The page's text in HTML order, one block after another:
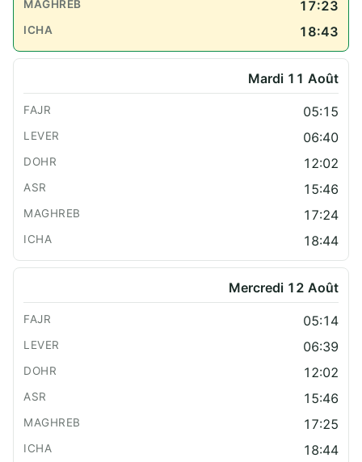
17:23
18:43
Mardi 11 Août
05:15
06:40
12:02
15:46
17:24
18:44
Mercredi 12 Août
05:14
06:39
12:02
15:46
17:25
18:44